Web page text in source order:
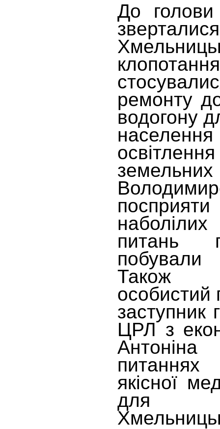
До
ремонту
водогону
наболілих
питань
особистий
заступник
ЦРЛ з
якісної
для